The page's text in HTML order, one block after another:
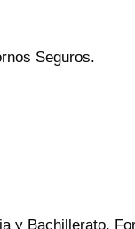
Seguros.
y Bachillerato,